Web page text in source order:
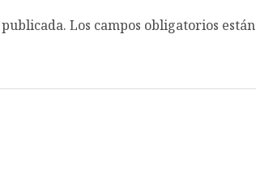
Los campos obligatorios están